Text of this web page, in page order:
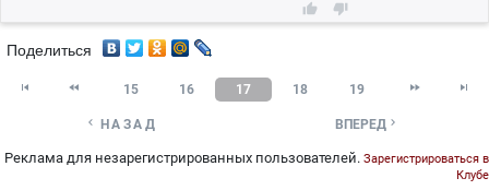
 
Поделиться
  15 16 17 18 19  
 НАЗАД ВПЕРЕД 
Реклама для незарегистрированных пользователей. Зарегистрироваться в
Клубе